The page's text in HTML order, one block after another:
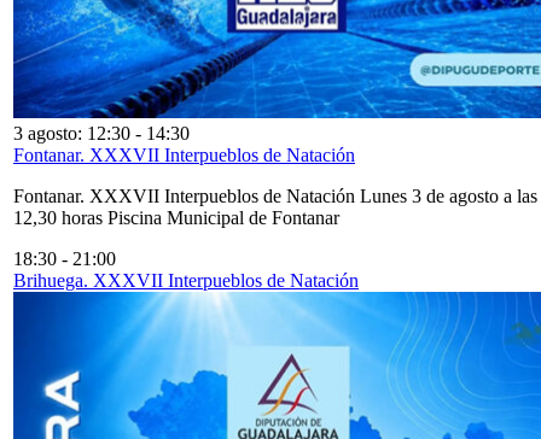
3 agosto: 12:30 - 14:30
Fontanar. XXXVII Interpueblos de Natación
Fontanar. XXXVII Interpueblos de Natación Lunes 3 de agosto a las
12,30 horas Piscina Municipal de Fontanar
18:30 - 21:00
Brihuega. XXXVII Interpueblos de Natación